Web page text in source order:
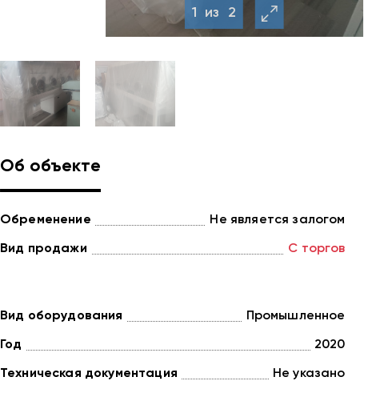
1 из 2
Об объекте
Обременение Не является залогом
Вид продажи С торгов
Вид оборудования Промышленное
Год 2020
Техническая документация Не указано